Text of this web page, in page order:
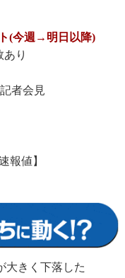
(今週→明日以降)
り
者会見
報値】
大きく下落した